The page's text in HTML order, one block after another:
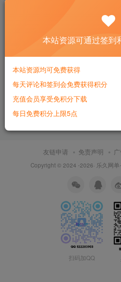
机版完整任务商城GM刷金钱
等级装备物品
付费资源 500 端游
2个月前
友链申请 免责声明
Copyright © 2024 -2026· 乐久网
扫码加QQ
本站资源可通过签到
本站资源均可免费获得
每天评论和签到会免费获得积分
充值会员享受免积分下载
每日免费积分上限5点